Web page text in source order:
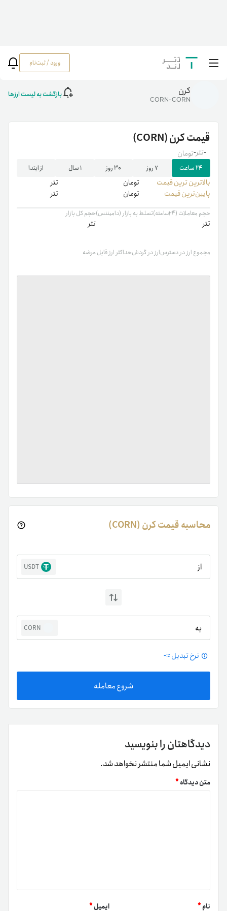
ورود / ثبت‌نام خانه رمزارزها/
CORN
کرن
CORN-CORN
بازگشت به لیست ارزها
قیمتکرن
-تومان -تتر
۲۴ ساعت ۷ روز ۳۰ روز ۱ سال از ابتدا
بالاترین ‌ترین قیمت تومان
تتر
پایین‌ترین قیمت
تومان تتر
حجم معاملات (۲۴ساعته)
تتر
تسلط به بازار (دامیننس)حجم کل بازار
تتر
مجموع ارز در دسترسارز در گردشحداکثر ارز قابل عرضه
محاسبه قیمت کرن (CORN)
از USDT
به CORN
نرخ تبدیل ≈-
شروع معامله
دیدگاهتان را بنویسید
نشانی ایمیل شما منتشر نخواهد شد.
متن دیدگاه*
نام* ایمیل*